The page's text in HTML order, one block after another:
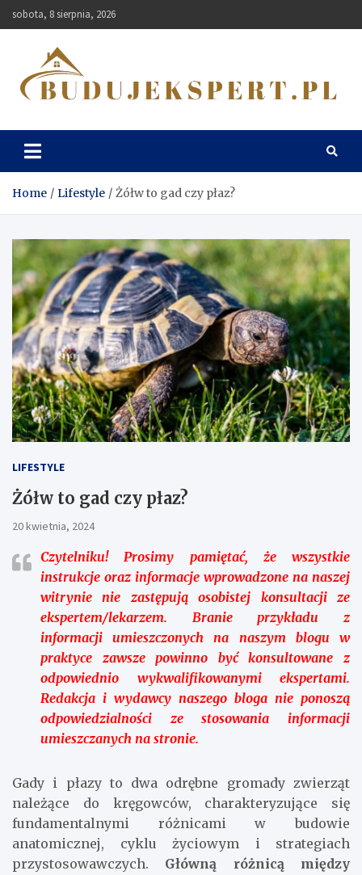
Skip
to
sobota, 8 sierpnia, 2026
Budujekspert
Home Lifestyle Żółw to gad czy płaz?
LIFESTYLE
Żółw to gad czy płaz?
20 kwietnia, 2024
Czytelniku!Prosimy pamiętać, że wszystkie
instrukcje oraz informacje wprowadzone na naszej
witrynie nie zastępują osobistej konsultacji ze
ekspertem/lekarzem. Branie przykładu z
informacji umieszczonych na naszym blogu w
praktyce zawsze powinno być konsultowane z
odpowiednio wykwalifikowanymi ekspertami.
Redakcja i wydawcy naszego bloga nie ponoszą
odpowiedzialności ze stosowania informacji
umieszczanych na stronie.
Gady i płazy to dwa odrębne gromady zwierząt
należące do kręgowców, charakteryzujące się
fundamentalnymi różnicami w budowie
anatomicznej, cyklu życiowym i strategiach
przystosowawczych. Główną różnicą między